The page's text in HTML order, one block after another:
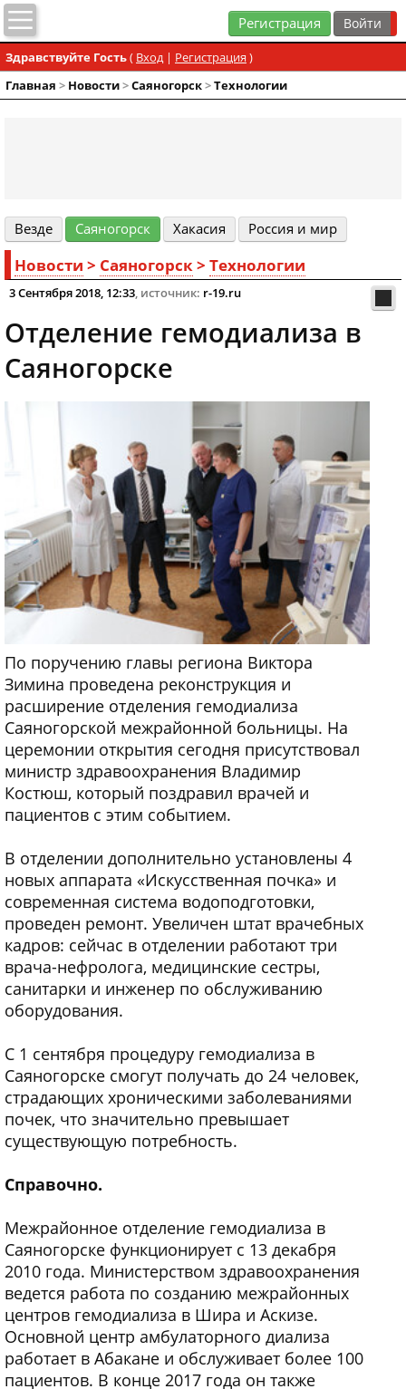
Регистрация
Здравствуйте Гость( Вход| Регистрация )
Главная > Новости>Cаяногорск>Технологии
Везде Cаяногорск Хакасия Россия и мир
Новости > Cаяногорск> Технологии
3 Сентября 2018, 12:33, источник: r-19.ru
Отделение гемодиализа в
Саяногорске
По поручению главы региона Виктора
Зимина проведена реконструкция и
расширение отделения гемодиализа
Саяногорской межрайонной больницы. На
церемонии открытия сегодня присутствовал
министр здравоохранения Владимир
Костюш, который поздравил врачей и
пациентов с этим событием.
В отделении дополнительно установлены 4
новых аппарата «Искусственная почка» и
современная система водоподготовки,
проведен ремонт. Увеличен штат врачебных
кадров: сейчас в отделении работают три
врача-нефролога, медицинские сестры,
санитарки и инженер по обслуживанию
оборудования.
С 1 сентября процедуру гемодиализа в
Саяногорске смогут получать до 24 человек,
страдающих хроническими заболеваниями
почек, что значительно превышает
существующую потребность.
Справочно.
Межрайонное отделение гемодиализа в
Саяногорске функционирует с 13 декабря
2010 года. Министерством здравоохранения
ведется работа по созданию межрайонных
центров гемодиализа в Шира и Аскизе.
Основной центр амбулаторного диализа
работает в Абакане и обслуживает более 100
пациентов. В конце 2017 года он также